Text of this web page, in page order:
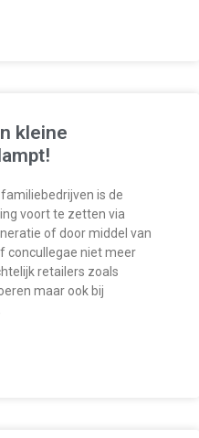
kleine
is de
voort te zetten via
of door middel van
concullegae niet meer
retailers zoals
maar ook bij